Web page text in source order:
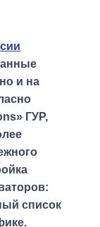
и на
ГУР,
список